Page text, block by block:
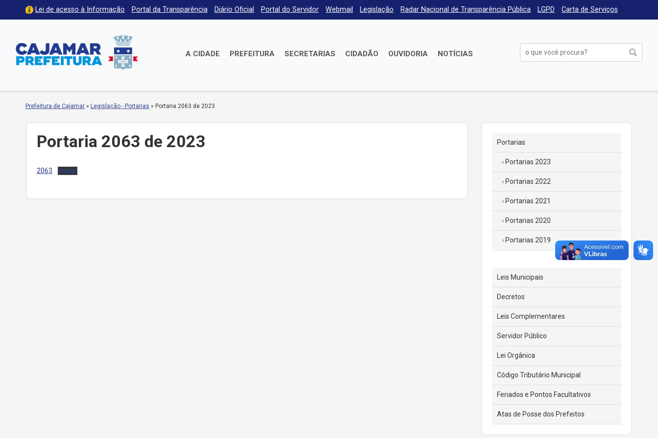
Lei de acesso à Informação Portal da Transparência Diário Oficial Portal do Servidor Webmail Legislação Radar Nacional de Transparência Pública LGPD Carta de Serviços
A CIDADE PREFEITURA SECRETARIAS CIDADÃO OUVIDORIA NOTÍCIAS
Prefeitura de Cajamar » Legislação - Portarias » Portaria 2063 de 2023
Portaria 2063 de 2023
2063 Baixar
Portarias
Portarias 2023
Portarias 2022
Portarias 2021
Portarias 2020
Portarias 2019
Leis Municipais
Decretos
Leis Complementares
Servidor Público
Lei Orgânica
Código Tributário Municipal
Feriados e Pontos Facultativos
Atas de Posse dos Prefeitos